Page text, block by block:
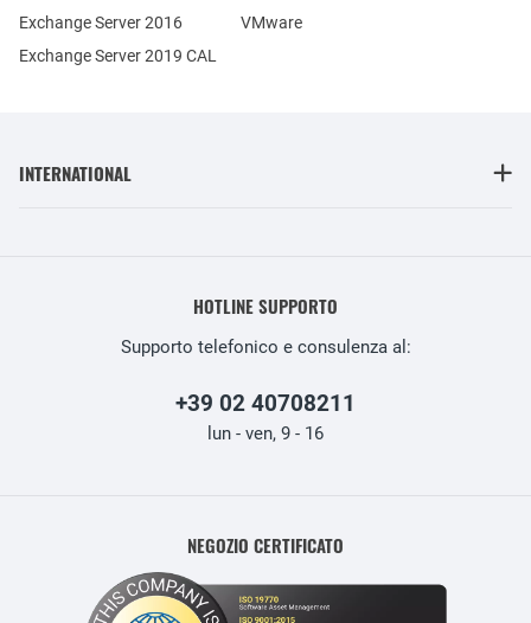
Exchange Server 2016
Exchange Server 2019 CAL
VMware
INTERNATIONAL
HOTLINE SUPPORTO
Supporto telefonico e consulenza al:
+39 02 40708211
lun - ven, 9 - 16
NEGOZIO CERTIFICATO